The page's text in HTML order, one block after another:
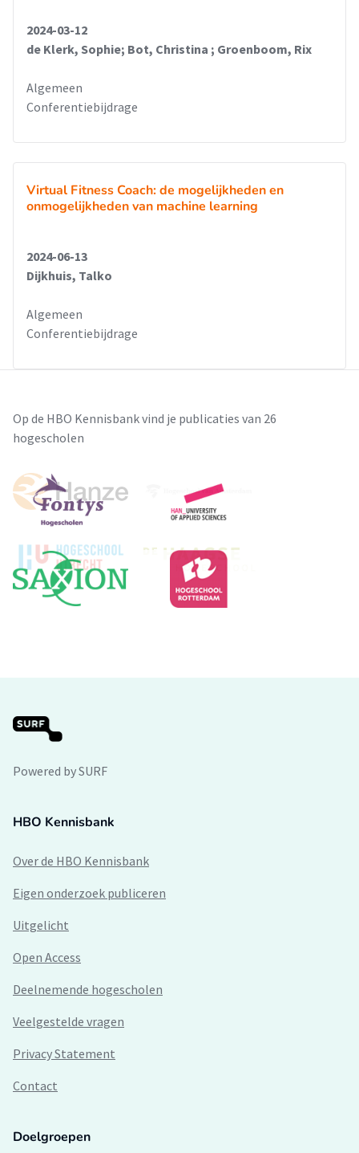
2024-03-12
de Klerk, Sophie; Bot, Christina ; Groenboom, Rix
Algemeen
Conferentiebijdrage
Virtual Fitness Coach: de mogelijkheden en
onmogelijkheden van machine learning
2024-06-13
Dijkhuis, Talko
Algemeen
Conferentiebijdrage
Op de HBO Kennisbank vind je publicaties van 26
hogescholen
Powered by SURF
HBO Kennisbank
Over de HBO Kennisbank
Eigen onderzoek publiceren
Uitgelicht
Open Access
Deelnemende hogescholen
Veelgestelde vragen
Privacy Statement
Contact
Doelgroepen